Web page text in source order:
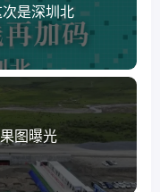
是深圳北
图曝光